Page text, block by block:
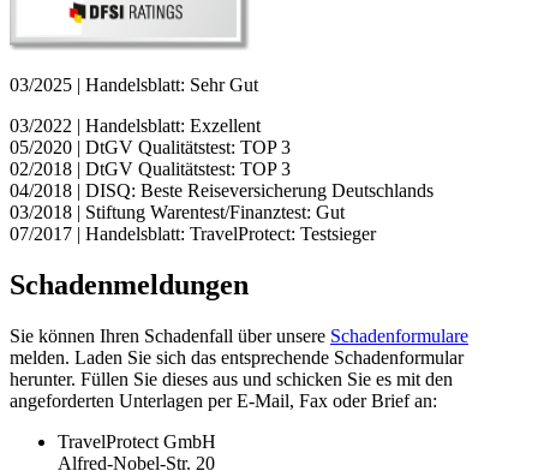
03/2025 | Handelsblatt: Sehr Gut
03/2022 | Handelsblatt: Exzellent
05/2020 | DtGV Qualitätstest: TOP 3
02/2018 | DtGV Qualitätstest: TOP 3
04/2018 | DISQ: Beste Reiseversicherung Deutschlands
03/2018 | Stiftung Warentest/Finanztest: Gut
07/2017 | Handelsblatt: TravelProtect: Testsieger
Schadenmeldungen
Sie können Ihren Schadenfall über unsere Schadenformulare
melden. Laden Sie sich das entsprechende Schadenformular
herunter. Füllen Sie dieses aus und schicken Sie es mit den
angeforderten Unterlagen per E-Mail, Fax oder Brief an:
TravelProtect GmbH
Alfred-Nobel-Str. 20